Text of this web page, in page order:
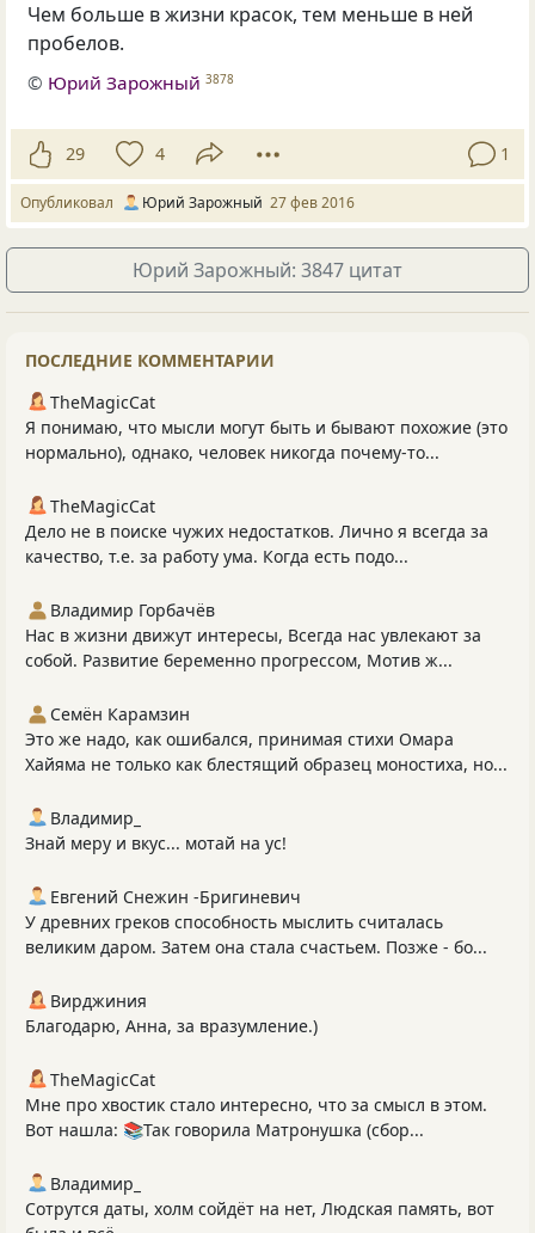
Чем больше в жизни красок, тем меньше в ней
пробелов.
© Юрий Зарожный 3878
29 4 1
Опубликовал Юрий Зарожный 27 фев 2016
Юрий Зарожный: 3847 цитат
ПОСЛЕДНИЕ КОММЕНТАРИИ
TheMagicCat
Я понимаю, что мысли могут быть и бывают похожие (это
нормально), однако, человек никогда почему-то...
TheMagicCat
Дело не в поиске чужих недостатков. Лично я всегда за
качество, т.е. за работу ума. Когда есть подо...
Владимир Горбачёв
Нас в жизни движут интересы, Всегда нас увлекают за
собой. Развитие беременно прогрессом, Мотив ж...
Семён Карамзин
Это же надо, как ошибался, принимая стихи Омара
Хайяма не только как блестящий образец моностиха, но...
Владимир_
Знай меру и вкус... мотай на ус!
Евгений Снежин -Бригиневич
У древних греков способность мыслить считалась
великим даром. Затем она стала счастьем. Позже - бо...
Вирджиния
Благодарю, Анна, за вразумление.)
TheMagicCat
Мне про хвостик стало интересно, что за смысл в этом.
Вот нашла: 📚Так говорила Матронушка (сбор...
Владимир_
Сотрутся даты, холм сойдёт на нет, Людская память, вот